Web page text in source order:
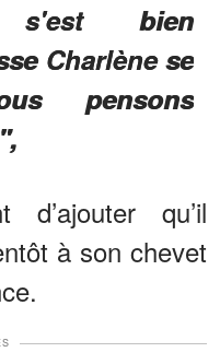
s'est bien
Charlène se
pensons
d’ajouter qu’il
à son chevet